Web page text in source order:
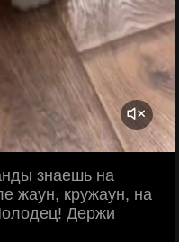
знаешь на
жаун, кружаун, на
Держи